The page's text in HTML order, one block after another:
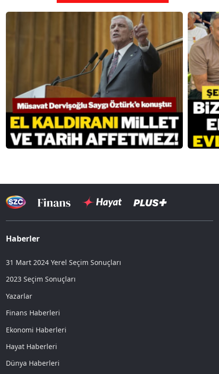
Haberler
31 Mart 2024 Yerel Seçim Sonuçları
2023 Seçim Sonuçları
Yazarlar
Finans Haberleri
Ekonomi Haberleri
Hayat Haberleri
Dünya Haberleri